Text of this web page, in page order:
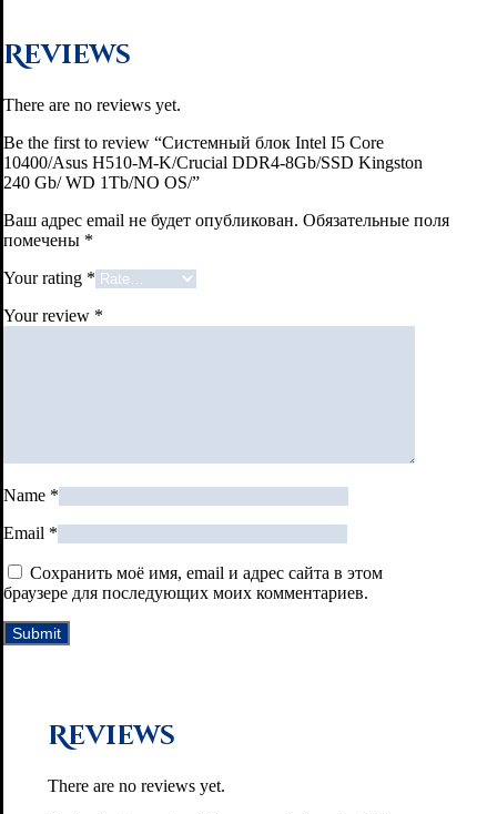
Reviews
There are no reviews yet.
Be the first to review “Системный блок Intel I5 Core
10400/Asus H510-M-K/Crucial DDR4-8Gb/SSD Kingston
240 Gb/ WD 1Tb/NO OS/”
Ваш адрес email не будет опубликован. Обязательные поля
помечены *
Your rating *
Your review *
Name *
Email *
Сохранить моё имя, email и адрес сайта в этом
браузере для последующих моих комментариев.
Reviews
There are no reviews yet.